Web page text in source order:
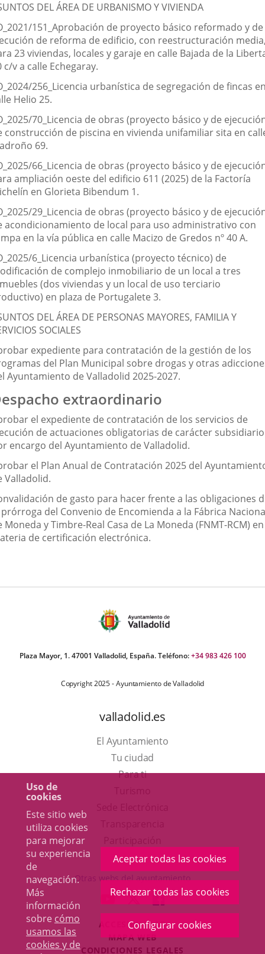
Uso de
cookies
Este sitio web
utiliza cookies
para mejorar
su experiencia
de
navegación.
Más
información
sobre cómo
usamos las
cookies y de
Aceptar todas las cookies
Rechazar todas las cookies
Configurar cookies
DEL ÁREA DE URBANISMO Y VIVIENDA
151_Aprobación de proyecto básico reformado y de
de reforma de edificio, con reestructuración
23 viviendas, locales y garaje en calle Bajada de la
c/v a calle Echegaray.
256_Licencia urbanística de segregación de fincas
Helio 25.
70_Licencia de obras (proyecto básico y de
construcción de piscina en vivienda unifamiliar sita en
69.
66_Licencia de obras (proyecto básico y de
ampliación oeste del edificio 611 (2025) de la Factoría
en Glorieta Bibendum 1.
29_Licencia de obras (proyecto básico y de
acondicionamiento de local para uso administrativo con
en la vía pública en calle Macizo de Gredos nº 40 A.
6_Licencia urbanística (proyecto técnico) de
de complejo inmobiliario de un local a tres
(dos viviendas y un local de uso terciario
en plaza de Portugalete 3.
DEL ÁREA DE PERSONAS MAYORES, FAMILIA Y
SOCIALES
expediente para contratación de la gestión de los
del Plan Municipal sobre drogas y otras
Ayuntamiento de Valladolid 2025-2027.
extraordinario
el expediente de contratación de los servicios de
de actuaciones obligatorias de carácter subsidiario
encargo del Ayuntamiento de Valladolid.
el Plan Anual de Contratación 2025 del
Valladolid.
de gasto para hacer frente a las obligaciones
del Convenio de Encomienda a la Fábrica
Moneda y Timbre-Real Casa de La Moneda (FNMT-RCM) en
de certificación electrónica.
Plaza Mayor, 1. 47001 Valladolid, España. Teléfono:+34 983 426 100
Copyright 2025 - Ayuntamiento de Valladolid
valladolid.es
El Ayuntamiento
Tu ciudad
Para ti
en
una
ventana
nueva.
aplicación
externa.
Otras webs del ayuntamiento
ENLACE
A
UNA
APLICACIÓN
ENLACE
A
UNA
APLICACIÓN
ENLACE
A
UNA
ACCESIBILIDAD
MAPA WEB
CONDICIONES LEGALES